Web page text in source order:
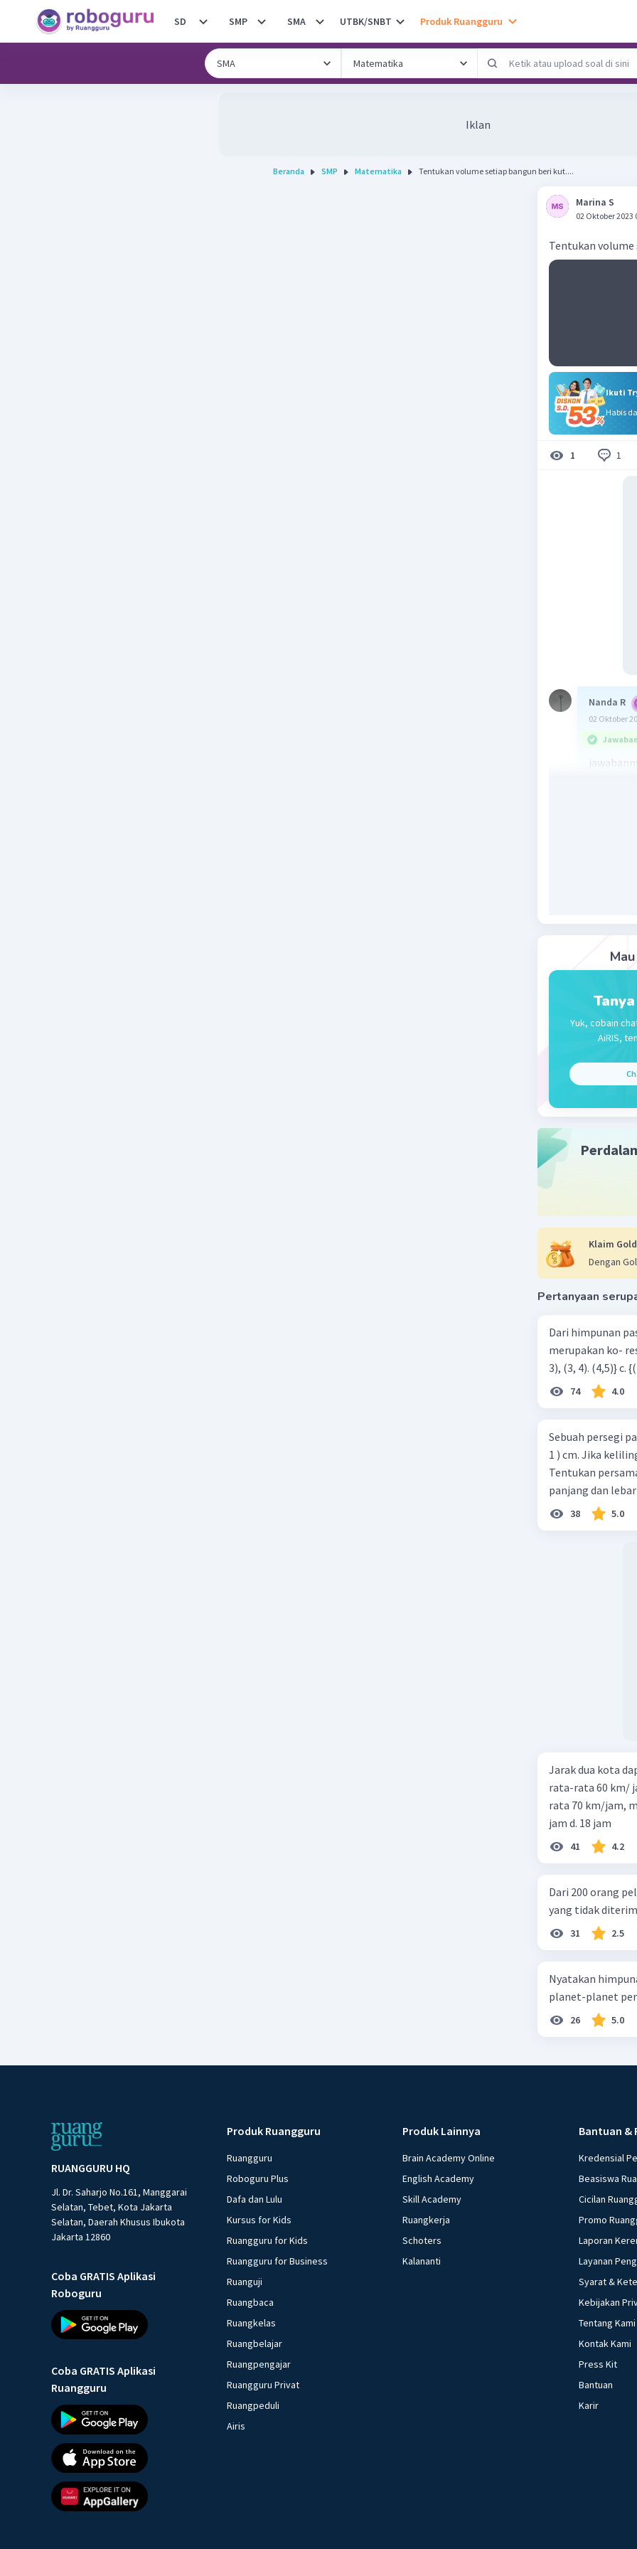
SD SMP SMA UTBK/SNBT Produk Ruangguru
Iklan
Beranda SMP Matematika Tentukan volume setiap bangun beri kut....
Marina S
02 Oktober 2023
Tentukan
Ikuti
Habis
1 1
Nanda R
02 Oktober
volume
Beri
Yuk, cobain
AiRIS,
Klaim
Dengan
Pertanyaan
Dari himpunan
merupakan ko- respondensi satu-satu? a. {(1, 1), (2, 2), (3, 3), (4,4)} b. {(1, 2), (2,
74 4.0
Sebuah persegi
1 ) cm. Jika
Tentukan
panjang dan
38 5.0
Jarak dua kota
rata-rata 60 km/
rata 70 km/jam, maka
jam d. 18 jam
41 4.2
Dari 200 orang
yang tidak
31 2.5
Nyatakan
planet-planet
26 5.0
RUANGGURU HQ
Jl. Dr. Saharjo No.161, Manggarai
Selatan, Tebet, Kota Jakarta
Selatan, Daerah Khusus Ibukota
Jakarta 12860
Coba GRATIS Aplikasi
Roboguru
Coba GRATIS Aplikasi
Ruangguru
Produk Ruangguru
Ruangguru
Roboguru Plus
Dafa dan Lulu
Kursus for Kids
Ruangguru for Kids
Ruangguru for Business
Ruanguji
Ruangbaca
Ruangkelas
Ruangbelajar
Ruangpengajar
Ruangguru Privat
Ruangpeduli
Airis
Produk Lainnya
Brain Academy Online
English Academy
Skill Academy
Ruangkerja
Schoters
Kalananti
Bantuan &
Kredensial
Beasiswa
Cicilan
Promo
Laporan
Layanan
Syarat &
Kebijakan
Tentang Kami
Kontak Kami
Press Kit
Bantuan
Karir